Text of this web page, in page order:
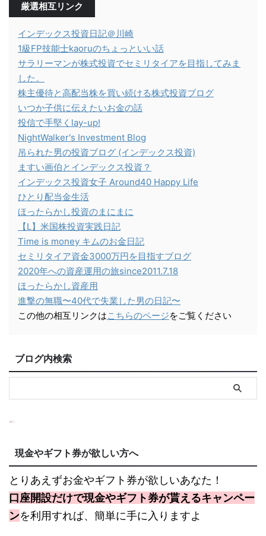
厳選相互リンク
インデックス投資日記＠川崎
1級FP技能士kaoruのちょっといい話
サラリーマンが株式投資でセミリタイアを目指してみま
した。
株主優待と高配当株を買い続ける株式投資ブログ
いつか子供に伝えたいお金の話
投信で手堅くlay-up!
NightWalker's Investment Blog
吊られた男の投資ブログ (インデックス投資)
ますい画伯とインデックス投資？
インデックス投資女子 Around40 Happy Life
ひとり配当金生活
ほったらかし投資のまにまに
【L】米国株投資実践日記
Time is money キムのお金日記
セミリタイア資金3000万円を目指すブログ
2020年への資産運用の旅since2011.7.18
ほったらかし資産用
進撃の無職〜40代で失業した男の日記〜
この他の相互リンクはこちらのページをご覧ください
ブログ内検索
現金やギフト券が欲しい方へ
とりあえずお金やギフト券が欲しいあなた！
口座開設だけで現金やギフト券が貰えるキャンペー
ンを利用すれば、簡単に手に入りますよ